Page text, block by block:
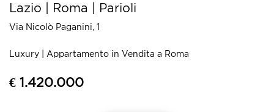
Lazio | Roma | Parioli
Via Nicolò Paganini, 1
Luxury | Appartamento in Vendita a Roma
€ 1.420.000